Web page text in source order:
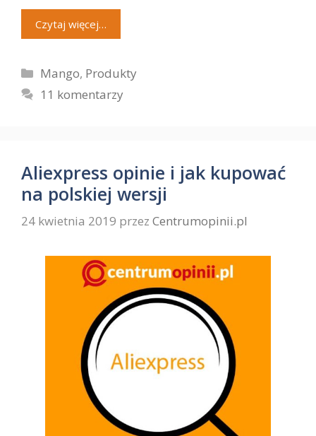
Czytaj więcej…
Kategorie
Mango, Produkty
11 komentarzy
Aliexpress opinie i jak kupować
na polskiej wersji
24 kwietnia 2019 przez Centrumopinii.pl